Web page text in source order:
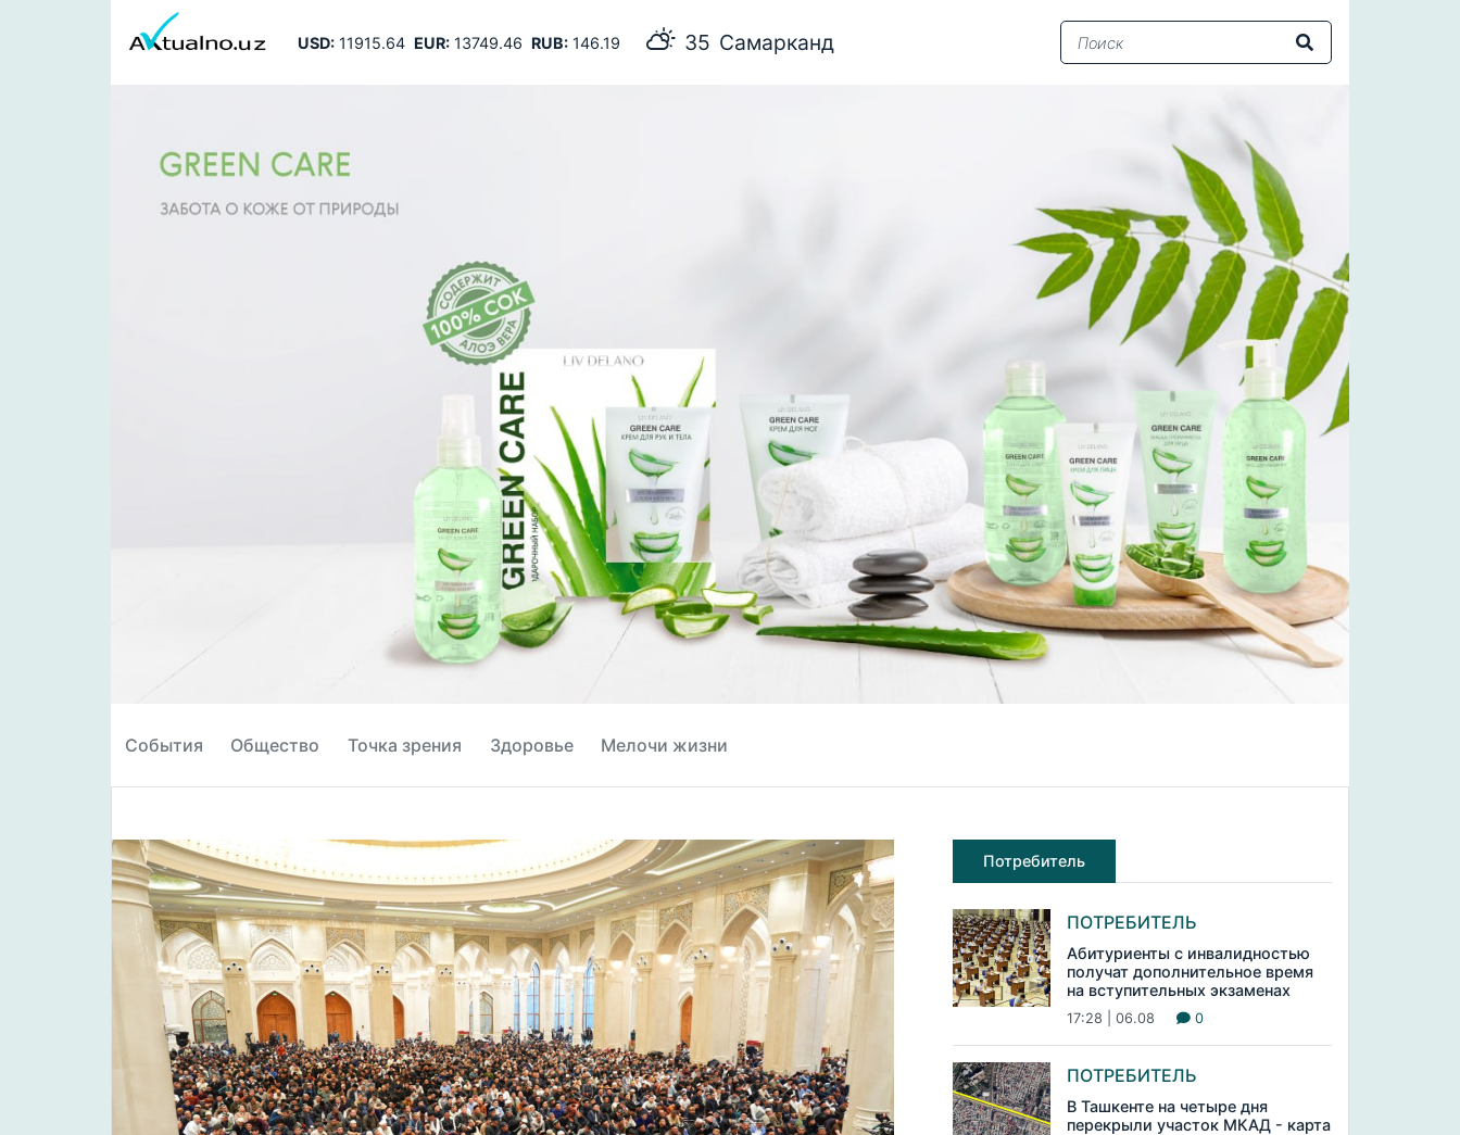
USD:11915.64 EUR:13749.46 RUB:146.19 35 Самарканд
События Общество Точка зрения Здоровье Мелочи жизни
Потребитель
ПОТРЕБИТЕЛЬ
Абитуриенты с инвалидностью
получат дополнительное время
на вступительных экзаменах
17:28 | 06.08 0
ПОТРЕБИТЕЛЬ
В Ташкенте на четыре дня
перекрыли участок МКАД - карта